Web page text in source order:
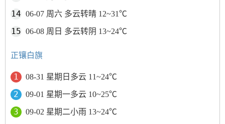
06-07 周六 多云转晴 12~31℃
06-08 周日 多云转阴 13~24℃
正镶白旗
08-31 星期日多云 11~24℃
09-01 星期一多云 10~25℃
09-02 星期二小雨 13~24℃